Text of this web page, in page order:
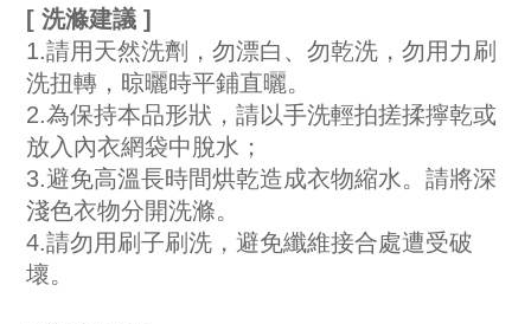
[ 洗滌建議 ]
1.請用天然洗劑，勿漂白、勿乾洗，勿用力刷
洗扭轉，晾曬時平鋪直曬。
2.為保持本品形狀，請以手洗輕拍搓揉擰乾或
放入內衣網袋中脫水；
3.避免高溫長時間烘乾造成衣物縮水。請將深
淺色衣物分開洗滌。
4.請勿用刷子刷洗，避免纖維接合處遭受破
壞。